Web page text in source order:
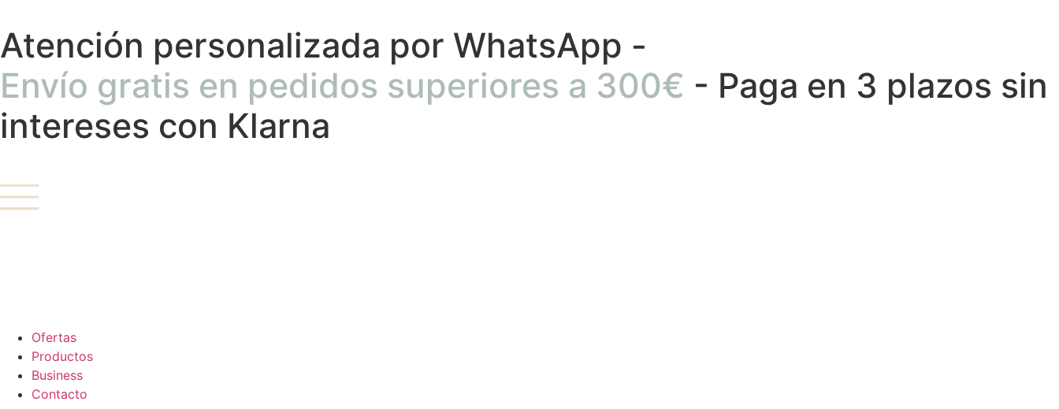
Atención personalizada por WhatsApp -
Envío gratis en pedidos superiores a 300€ - Paga en 3 plazos sin
intereses con Klarna
Ofertas
Productos
Business
Contacto